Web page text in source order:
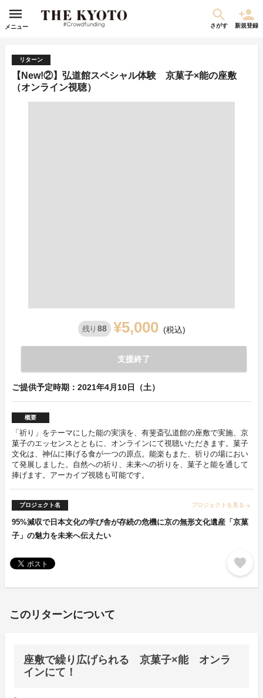
メニュー さがす 新規登録
リターン
【New!②】弘道館スペシャル体験 京菓子×能の座敷
（オンライン視聴）
残り 88 ¥5,000 (税込)
支援終了
ご提供予定時期：2021年4月10日（土）
概要
「祈り」をテーマにした能の実演を、有斐斎弘道館の座敷で実施、京
菓子のエッセンスとともに、オンラインにて視聴いただきます。菓子
文化は、神仏に捧げる食が一つの原点。能楽もまた、祈りの場におい
て発展しました。自然への祈り、未来への祈りを、菓子と能を通して
捧げます。アーカイブ視聴も可能です。
プロジェクト名 プロジェクトを見る arrow_forward
95%減収で日本文化の学び舎が存続の危機に京の無形文化遺産「京菓
子」の魅力を未来へ伝えたい
favorite
このリターンについて
座敷で繰り広げられる 京菓子×能 オンラ
インにて！